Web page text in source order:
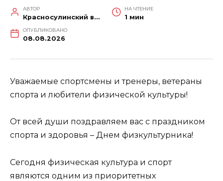
АВТОР
Красносулинский вестник
НА ЧТЕНИЕ
1 мин
ОПУБЛИКОВАНО
08.08.2026
Уважаемые спортсмены и тренеры, ветераны
спорта и любители физической культуры!
От всей души поздравляем вас с праздником
спорта и здоровья – Днем физкультурника!
Сегодня физическая культура и спорт
являются одним из приоритетных